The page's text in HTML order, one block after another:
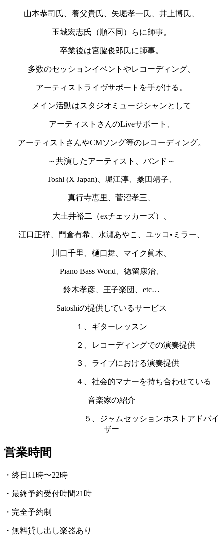
山本恭司氏、養父貴氏、矢堀孝一氏、井上博氏、
玉城宏志氏（順不同）らに師事。
卒業後は宮脇俊郎氏に師事。
多数のセッションイベントやレコーディング、
アーティストライヴサポートを手がける。
メイン活動はスタジオミュージシャンとして
アーティストさんのLiveサポート、
アーティストさんやCMソング等のレコーディング。
～共演したアーティスト、バンド～
Toshl (X Japan)、堀江淳、桑田靖子、
真行寺恵里、菅沼孝三、
大土井裕二（exチェッカーズ）、
江口正祥、門倉有希、水瀬あやこ、ユッコ•ミラー、
川口千里、樋口舞、マイク眞木、
Piano Bass World、徳留康治、
鈴木孝彦、王子楽団、etc…
Satoshiの提供しているサービス
１、ギターレッスン
２、レコーディングでの演奏提供
３、ライブにおける演奏提供
４、社会的マナーを持ち合わせている
音楽家の紹介
５、ジャムセッションホストアドバイ
ザー
営業時間
・終日11時〜22時
・最終予約受付時間21時
・完全予約制
・無料貸し出し楽器あり